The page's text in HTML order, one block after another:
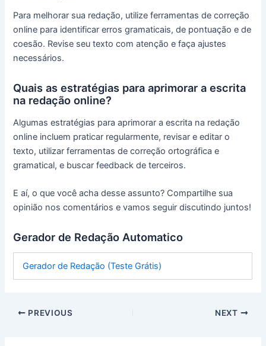
Para melhorar sua redação, utilize ferramentas de correção
online para identificar erros gramaticais, de pontuação e de
coesão. Revise seu texto com atenção e faça ajustes
necessários.
Quais as estratégias para aprimorar a escrita
na redação online?
Algumas estratégias para aprimorar a escrita na redação
online incluem praticar regularmente, revisar e editar o
texto, utilizar ferramentas de correção ortográfica e
gramatical, e buscar feedback de terceiros.
E aí, o que você acha desse assunto? Compartilhe sua
opinião nos comentários e vamos seguir discutindo juntos!
Gerador de Redação Automatico
Gerador de Redação (Teste Grátis)
PREVIOUS NEXT